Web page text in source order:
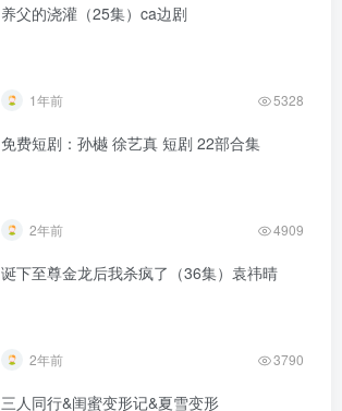
养父的浇灌（25集）ca边剧
1年前 5328
免费短剧：孙樾 徐艺真 短剧 22部合集
2年前 4909
诞下至尊金龙后我杀疯了（36集）袁祎晴
2年前 3790
三人同行&闺蜜变形记&夏雪变形